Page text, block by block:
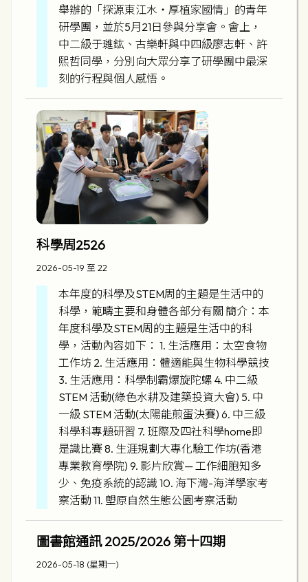
舉辦的「探源東江水‧厚植家國情」的青年
研學團，並於5月21日參與分享會。會上，
中二級于璡鈜、古樂軒與中四級廖志軒、許
熙哲同學，分別向大眾分享了研學團中最深
刻的行程與個人感悟。
科學周2526
2026-05-19 至 22
本年度的科學及STEM周的主題是生活中的
科學，範疇主要和身體各部分有關 簡介：本
年度科學及STEM周的主題是生活中的科
學，活動內容如下： 1. 生活應用：太空食物
工作坊 2. 生活應用：體適能與生物科學競技
3. 生活應用：科學制霸爆旋陀螺 4. 中二級
STEM 活動(綠色水耕及建築投資大會) 5. 中
一級 STEM 活動(太陽能煎蛋決賽) 6. 中三級
科學科專題研習 7. 班際及四社科學home即
是識比賽 8. 生涯規劃大專化驗工作坊(香港
專業教育學院) 9. 影片欣賞— 工作細胞知多
少、免疫系統的認識 10. 海下灣-海洋學家考
察活動 11. 塱原自然生態公園考察活動
圖書館通訊 2025/2026 第十四期
2026-05-18 (星期一)